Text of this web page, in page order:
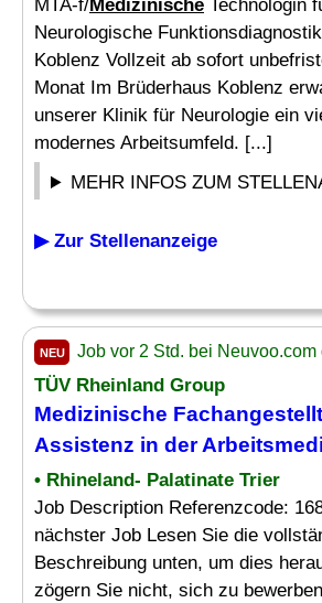
MTA-f/Medizinische Technologin
Neurologische
Koblenz Vollzeit ab sofort
Monat Im Brüderhaus Koblenz
unserer Klinik für Neurologie ein
modernes Arbeitsumfeld. [...]
MEHR INFOS ZUM
▶ Zur Stellenanzeige
NEU Job vor 2 Std. bei Neuvoo.com
TÜV Rheinland Group
Medizinische
Assistenz in der
• Rhineland- Palatinate Trier
Job Description Referenzcode:
nächster Job Lesen Sie die
Beschreibung unten, um dies
zögern Sie nicht, sich zu